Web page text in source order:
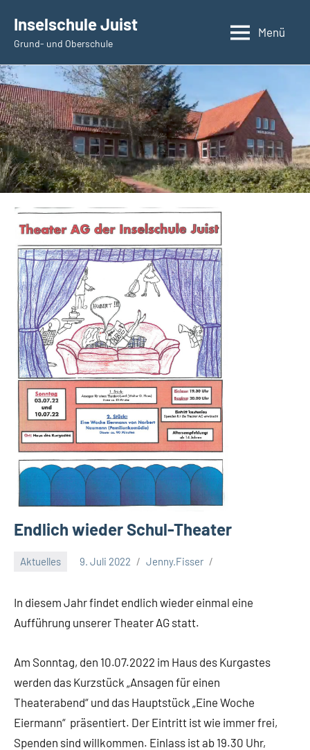
Inhalt
springen
Inselschule Juist
Grund- und Oberschule
Menü
Endlich wieder Schul-Theater
Aktuelles 9. Juli 2022 Jenny.Fisser
In diesem Jahr findet endlich wieder einmal eine
Aufführung unserer Theater AG statt.
Am Sonntag, den 10.07.2022 im Haus des Kurgastes
werden das Kurzstück „Ansagen für einen
Theaterabend“ und das Hauptstück „Eine Woche
Eiermann“ präsentiert. Der Eintritt ist wie immer frei,
Spenden sind willkommen. Einlass ist ab 19.30 Uhr,